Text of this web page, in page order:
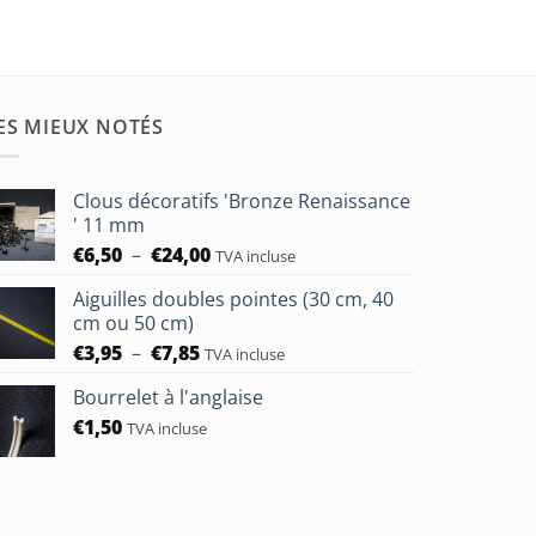
MIEUX NOTÉS
Clous décoratifs 'Bronze Renaissance
' 11 mm
€6,50 – €24,00Plage
prix :
à
TVA incluse
Aiguilles doubles pointes (30 cm, 40
cm ou 50 cm)
€3,95 – €7,85Plage
prix :
€3,95
TVA incluse
Bourrelet à l'anglaise
€1,50 TVA incluse